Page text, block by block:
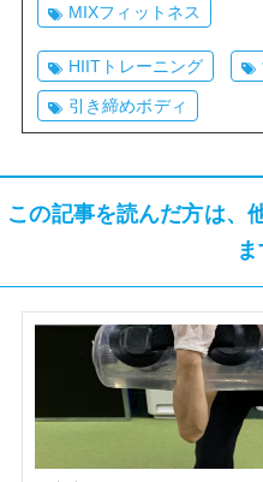
MIXフィットネス
HIITトレーニング
引き締めボディ
この記事を読んだ方は、
ま